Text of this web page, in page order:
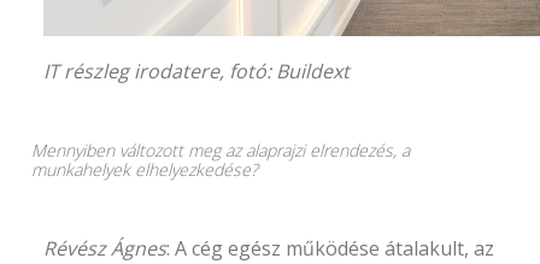
IT részleg irodatere, fotó: Buildext
Mennyiben változott meg az alaprajzi elrendezés, a
munkahelyek elhelyezkedése?
Révész Ágnes: A cég egész működése átalakult, az